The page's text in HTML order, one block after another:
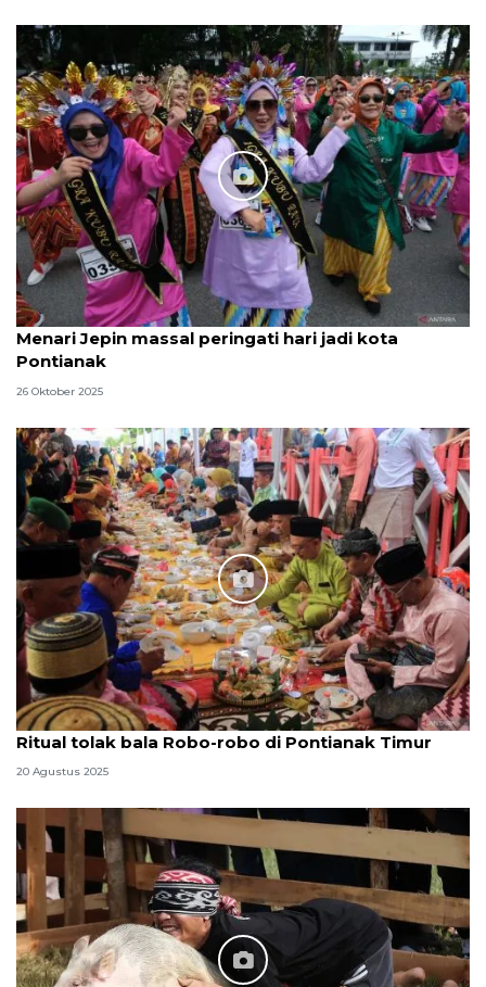
Menari Jepin massal peringati hari jadi kota
Pontianak
26 Oktober 2025
Ritual tolak bala Robo-robo di Pontianak Timur
20 Agustus 2025